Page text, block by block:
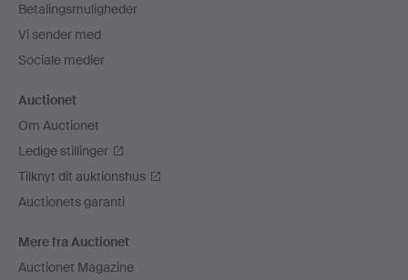
Betalingsmuligheder
Vi sender med
Sociale medier
Auctionet
Om Auctionet
Ledige stillinger
Tilknyt dit auktionshus
Auctionets garanti
Mere fra Auctionet
Auctionet Magazine